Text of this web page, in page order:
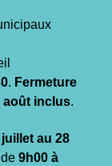
. Fermeture
août inclus.
juillet au 28
9h00 à